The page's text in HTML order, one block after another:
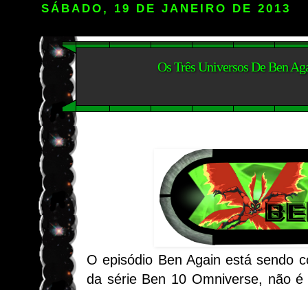
SÁBADO, 19 DE JANEIRO DE 2013
Os Três Universos De Ben
O episódio Ben Again está sendo
da série Ben 10 Omniverse, não